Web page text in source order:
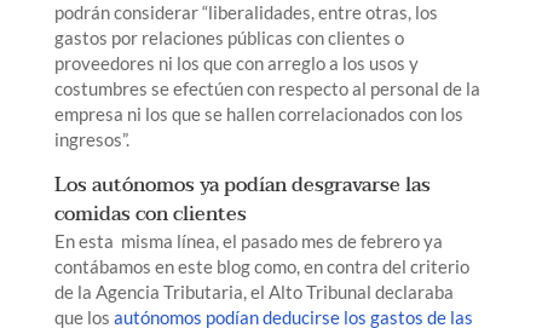
podrán considerar “liberalidades, entre otras, los
gastos por relaciones públicas con clientes o
proveedores ni los que con arreglo a los usos y
costumbres se efectúen con respecto al personal de la
empresa ni los que se hallen correlacionados con los
ingresos”.
Los autónomos ya podían desgravarse las
comidas con clientes
En esta misma línea, el pasado mes de febrero ya
contábamos en este blog como, en contra del criterio
de la Agencia Tributaria, el Alto Tribunal declaraba
que los autónomos podían deducirse los gastos de las